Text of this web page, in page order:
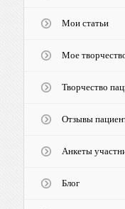
Мои статьи
Мое
Творчество
Отзывы
Анкеты
Блог